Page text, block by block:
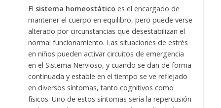
El sistema homeostático es el encargado de
mantener el cuerpo en equilibro, pero puede verse
alterado por circunstancias que desestabilizan el
normal funcionamiento. Las situaciones de estrés
en niños pueden activar circuitos de emergencia
en el Sistema Nervioso, y cuando se dan de forma
continuada y estable en el tiempo se ve reflejado
en diversos síntomas, tanto cognitivos como
físicos. Uno de estos síntomas sería la repercusión